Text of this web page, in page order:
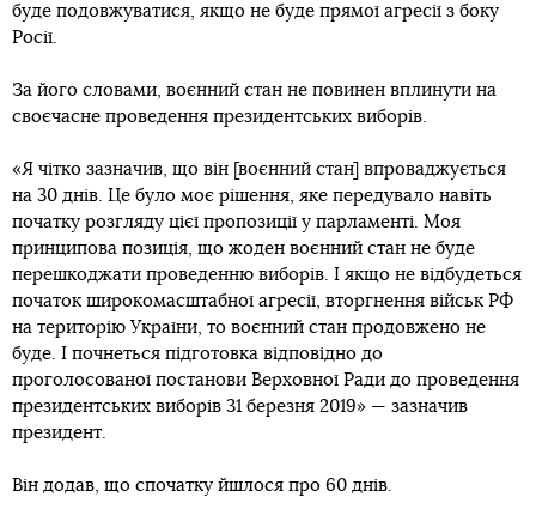
буде подовжуватися, якщо не буде прямої агресії з боку
Росії.
За його словами, воєнний стан не повинен вплинути на
своєчасне проведення президентських виборів.
«Я чітко зазначив, що він [воєнний стан] впроваджується
на 30 днів. Це було моє рішення, яке передувало навіть
початку розгляду цієї пропозиції у парламенті. Моя
принципова позиція, що жоден воєнний стан не буде
перешкоджати проведенню виборів. І якщо не відбудеться
початок широкомасштабної агресії, вторгнення військ РФ
на територію України, то воєнний стан продовжено не
буде. І почнеться підготовка відповідно до
проголосованої постанови Верховної Ради до проведення
президентських виборів 31 березня 2019» — зазначив
президент.
Він додав, що спочатку йшлося про 60 днів.